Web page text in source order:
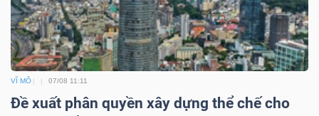
VĨ MÔ 07/08 11:11
Đề xuất phân quyền xây dựng thể chế cho